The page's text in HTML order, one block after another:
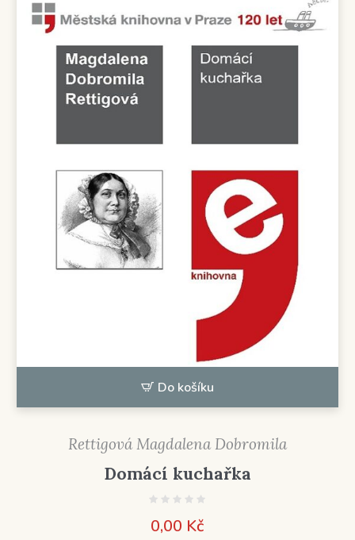
Do košíku
Rettigová Magdalena Dobromila
Domácí kuchařka
0,00 Kč